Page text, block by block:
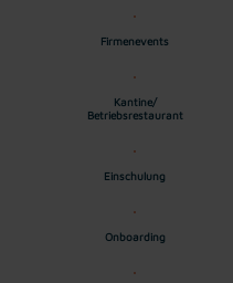
Firmenevents
Kantine/
Betriebsrestaurant
Einschulung
Onboarding